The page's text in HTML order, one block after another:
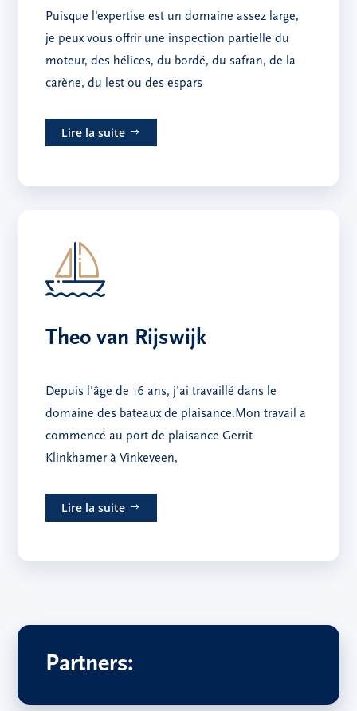
Puisque l'expertise est un domaine assez large,
je peux vous offrir une inspection partielle du
moteur, des hélices, du bordé, du safran, de la
carène, du lest ou des espars
Lire la suite
Theo van Rijswijk
Depuis l'âge de 16 ans, j'ai travaillé dans le
domaine des bateaux de plaisance.Mon travail a
commencé au port de plaisance Gerrit
Klinkhamer à Vinkeveen,
Lire la suite
Partners: